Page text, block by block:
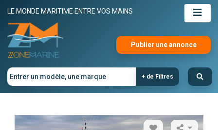
LE MONDE MARITIME ENTRE VOS MAINS
Publier une annonce
+ de Filtres